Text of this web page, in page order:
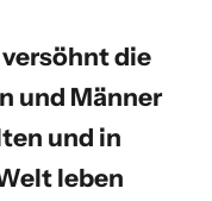
die
und Männer
und in
leben